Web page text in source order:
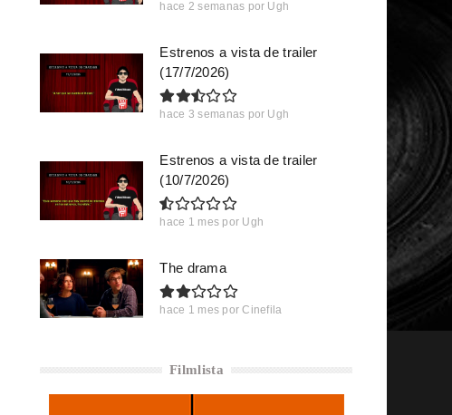
hace 2 semanas por Ugh
Estrenos a vista de trailer
(17/7/2026)
hace 3 semanas por Ugh
Estrenos a vista de trailer
(10/7/2026)
hace 1 mes por Ugh
The drama
hace 1 mes por Cinefila
Filmlista